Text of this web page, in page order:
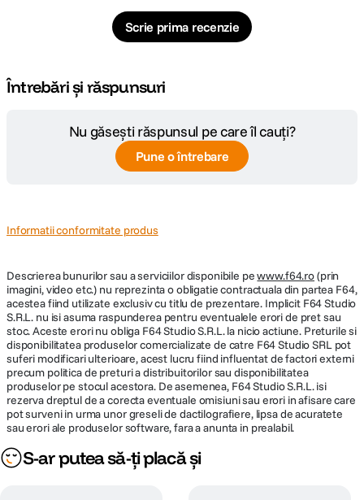
Protectie inteligenta pentru covoare si ridicare automata a mopului
contactul cu fibrele. Astfel, se evita umezeala si contaminarea secundara,
mentinand covoarele curate, uscate si protejate pe toata durata
Curatare precisa pana la margini cu TruEdge 3.0
Tehnologia TruEdge 3.0 Extreme Edge Cleaning permite DEEBOT X12 sa
ajunga mai aproape de margini, datorita rolei suspendate pe perna de aer,
cu extensie de pana la 2.58 cm. Aceasta se adapteaza dinamic in timp real
pentru a mentine contact constant de la perete la perete, asigurand o
curatare completa.
Peria laterala fixa colecteaza eficient murdaria din zonele dificile, iar
sistemul TruEdge 3D Edge Sensor 2.0, cu senzori laser verticali si
orizontali, detecteaza cu precizie marginile neregulate si obstacolele.
Scrie prima recenzie
Întrebări și răspunsuri
Nu găsești răspunsul pe care îl cauți?
Pune o întrebare
Informatii conformitate produs
Descrierea bunurilor sau a serviciilor disponibile pewww.f64.ro(prin
imagini, video etc.) nu reprezinta o obligatie contractuala din partea F64,
acestea fiind utilizate exclusiv cu titlu de prezentare. Implicit F64 Studio
S.R.L. nu isi asuma raspunderea pentru eventualele erori de pret sau
stoc. Aceste erori nu obliga F64 Studio S.R.L. la nicio actiune. Preturile si
disponibilitatea produselor comercializate de catre F64 Studio SRL pot
suferi modificari ulterioare, acest lucru fiind influentat de factori externi
precum politica de preturi a distribuitorilor sau disponibilitatea
produselor pe stocul acestora. De asemenea, F64 Studio S.R.L. isi
rezerva dreptul de a corecta eventuale omisiuni sau erori in afisare care
pot surveni in urma unor greseli de dactilografiere, lipsa de acuratete
sau erori ale produselor software, fara a anunta in prealabil.
S-ar putea să-ți placă și